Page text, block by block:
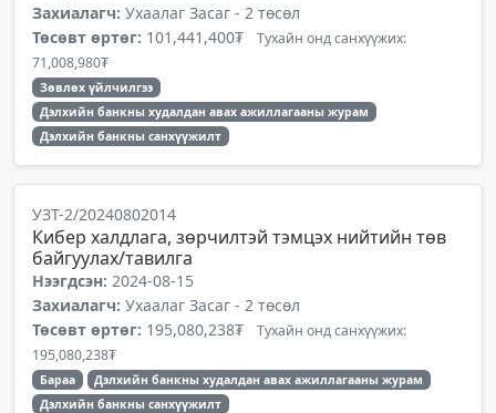
Захиалагч: Ухаалаг Засаг - 2 төсөл
Төсөвт өртөг: 101,441,400₮ Тухайн онд санхүүжих:
71,008,980₮
Зөвлөх үйлчилгээ
Дэлхийн банкны худалдан авах ажиллагааны журам
Дэлхийн банкны санхүүжилт
УЗТ-2/20240802014
Кибер халдлага, зөрчилтэй тэмцэх нийтийн төв
байгуулах/тавилга
Нээгдсэн: 2024-08-15
Захиалагч: Ухаалаг Засаг - 2 төсөл
Төсөвт өртөг: 195,080,238₮ Тухайн онд санхүүжих:
195,080,238₮
Бараа
Дэлхийн банкны худалдан авах ажиллагааны журам
Дэлхийн банкны санхүүжилт